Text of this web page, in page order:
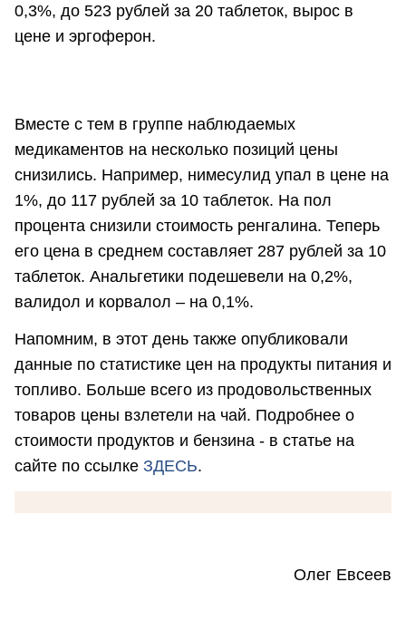
0,3%, до 523 рублей за 20 таблеток, вырос в
цене и эргоферон.
Вместе с тем в группе наблюдаемых
медикаментов на несколько позиций цены
снизились. Например, нимесулид упал в цене на
1%, до 117 рублей за 10 таблеток. На пол
процента снизили стоимость ренгалина. Теперь
его цена в среднем составляет 287 рублей за 10
таблеток. Анальгетики подешевели на 0,2%,
валидол и корвалол – на 0,1%.
Напомним, в этот день также опубликовали
данные по статистике цен на продукты питания и
топливо. Больше всего из продовольственных
товаров цены взлетели на чай. Подробнее о
стоимости продуктов и бензина - в статье на
сайте по ссылке ЗДЕСЬ.
Олег Евсеев